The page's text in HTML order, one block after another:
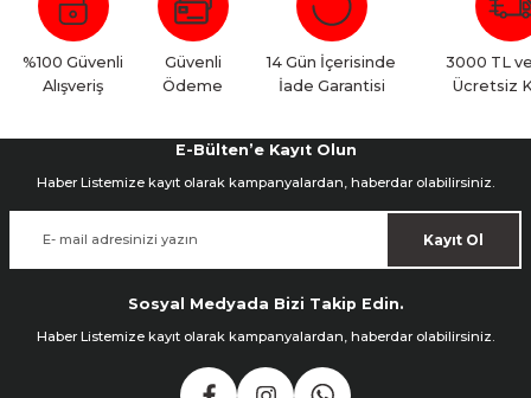
Yorum Yaz
%100 Güvenli
Alışveriş
Güvenli
Ödeme
14 Gün İçerisinde
İade Garantisi
3000 TL
Ücretsiz
E-Bülten’e Kayıt Olun
Haber Listemize kayıt olarak kampanyalardan, haberdar olabilirsiniz.
Kayıt Ol
Sosyal Medyada Bizi Takip Edin.
Haber Listemize kayıt olarak kampanyalardan, haberdar olabilirsiniz.